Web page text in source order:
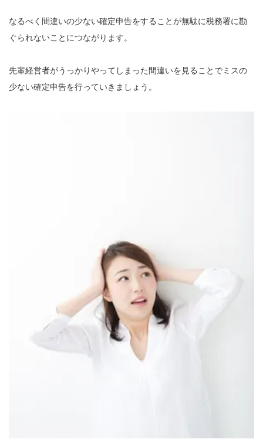
なるべく間違いの少ない確定申告をすることが無駄に税務署に勘
ぐられないことにつながります。
先輩経営者がうっかりやってしまった間違いを見ることでミスの
少ない確定申告を行っていきましょう。